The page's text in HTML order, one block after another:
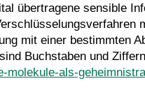
übertragene sensible
mit einer bestimmten
Buchstaben und
molekule-als-